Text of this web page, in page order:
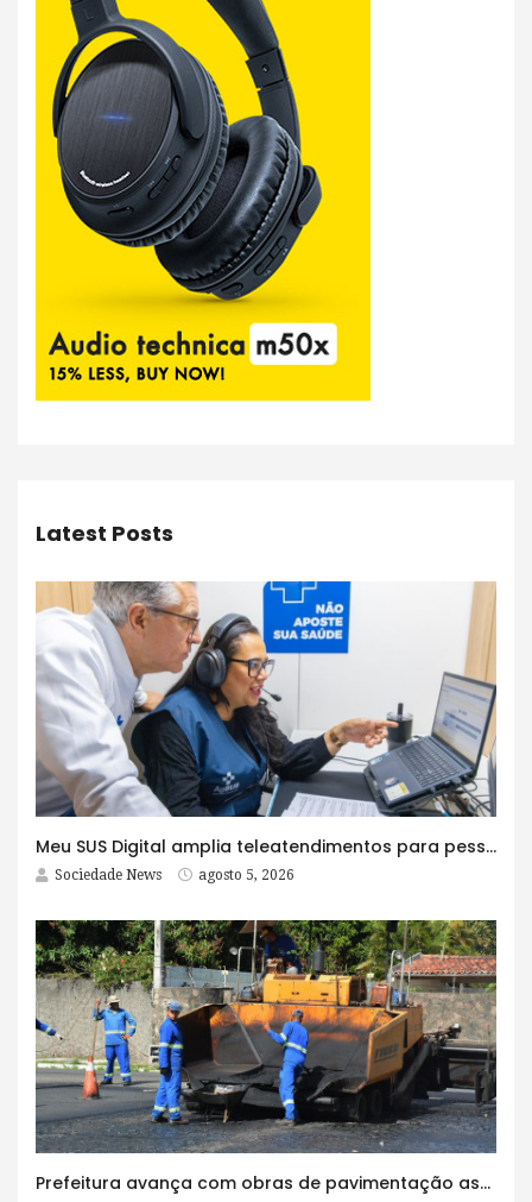
Latest Posts
Meu SUS Digital amplia teleatendimentos para pessoas com problemas com jogos e apostas
Sociedade News agosto 5, 2026
Prefeitura avança com obras de pavimentação asfáltica na Rua Lopes Rodrigues